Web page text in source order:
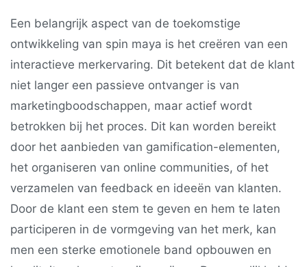
Een belangrijk aspect van de toekomstige
ontwikkeling van spin maya is het creëren van een
interactieve merkervaring. Dit betekent dat de klant
niet langer een passieve ontvanger is van
marketingboodschappen, maar actief wordt
betrokken bij het proces. Dit kan worden bereikt
door het aanbieden van gamification-elementen,
het organiseren van online communities, of het
verzamelen van feedback en ideeën van klanten.
Door de klant een stem te geven en hem te laten
participeren in de vormgeving van het merk, kan
men een sterke emotionele band opbouwen en